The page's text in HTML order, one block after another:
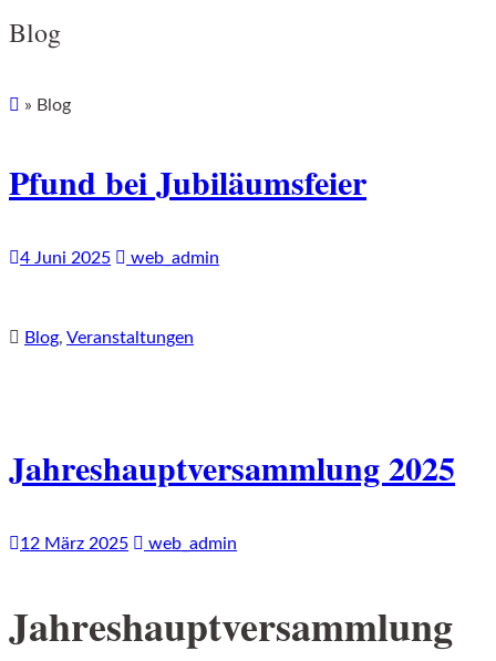
Blog
» Blog
Pfund bei Jubiläumsfeier
4 Juni 2025 web_admin
Blog, Veranstaltungen
Jahreshauptversammlung 2025
12 März 2025 web_admin
Jahreshauptversammlung